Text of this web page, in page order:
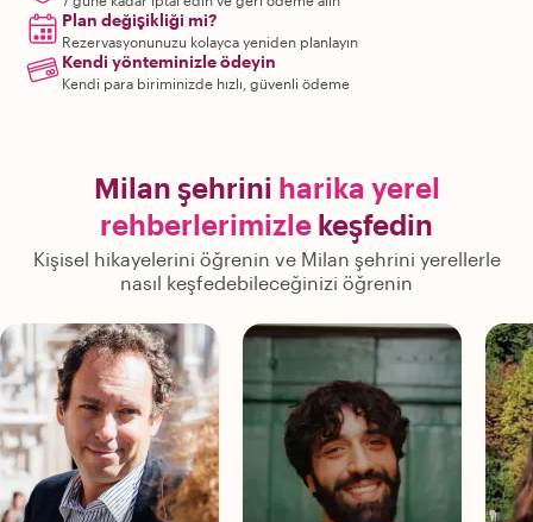
Plan değişikliği mi?
Rezervasyonunuzu kolayca yeniden planlayın
Kendi yönteminizle ödeyin
Kendi para biriminizde hızlı, güvenli ödeme
Milan şehrini harika yerel
rehberlerimizle keşfedin
Kişisel hikayelerini öğrenin ve Milan şehrini yerellerle
nasıl keşfedebileceğinizi öğrenin